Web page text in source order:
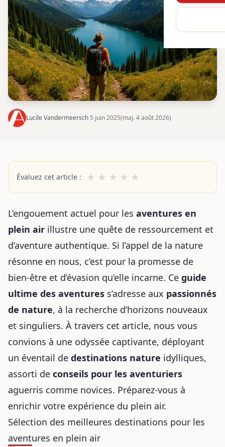
Lucile Vandermeersch·5 juin 2025(maj. 4 août 2026)
Évaluez cet article : ★ ★ ★ ★ ★
L’engouement actuel pour les aventures en
plein air illustre une quête de ressourcement et
d’aventure authentique. Si l’appel de la nature
résonne en nous, c’est pour la promesse de
bien-être et d’évasion qu’elle incarne. Ce guide
ultime des aventures s’adresse aux passionnés
de nature, à la recherche d’horizons nouveaux
et singuliers. À travers cet article, nous vous
convions à une odyssée captivante, déployant
un éventail de destinations nature idylliques,
assorti de conseils pour les aventuriers
aguerris comme novices. Préparez-vous à
enrichir votre expérience du plein air.
Sélection des meilleures destinations pour les
aventures en plein air